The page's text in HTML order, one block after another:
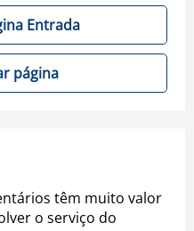
Entrada
página
têm muito valor
o serviço do